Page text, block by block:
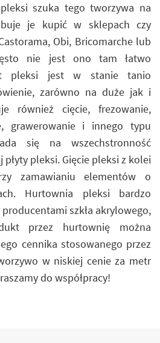
szuka tego tworzywa na
je kupić w sklepach czy
Obi, Bricomarche lub
nie jest ono tam łatwo
pleksi jest w stanie tanio
zarówno na duże jak i
również cięcie, frezowanie,
grawerowanie i innego typu
się na wszechstronność
pleksi. Gięcie pleksi z kolei
zamawianiu elementów o
Hurtownia pleksi bardzo
szkła akrylowego,
przez hurtownię można
cennika stosowanego przez
w niskiej cenie za metr
do współpracy!